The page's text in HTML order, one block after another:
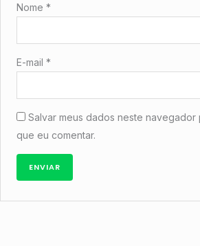
Nome*
E-mail*
Salvar meus dados neste navegador
que eu comentar.